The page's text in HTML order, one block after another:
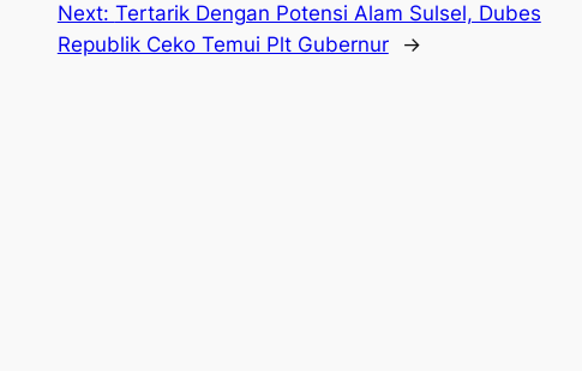
Next: Tertarik Dengan Potensi Alam Sulsel, Dubes
Republik Ceko Temui Plt Gubernur
→